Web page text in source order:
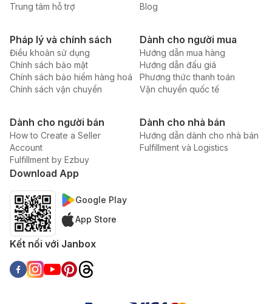
Trung tâm hỗ trợ
Blog
Pháp lý và chính sách
Điều khoản sử dụng
Chính sách bảo mật
Chính sách bảo hiểm hàng hoá
Chính sách vận chuyển
Dành cho người mua
Hướng dẫn mua hàng
Hướng dẫn đấu giá
Phương thức thanh toán
Vận chuyển quốc tế
Dành cho người bán
How to Create a Seller
Account
Fulfillment by Ezbuy
Dành cho nhà bán
Hướng dẫn dành cho nhà bán
Fulfillment và Logistics
Download App
Google Play
App Store
Kết nối với Janbox